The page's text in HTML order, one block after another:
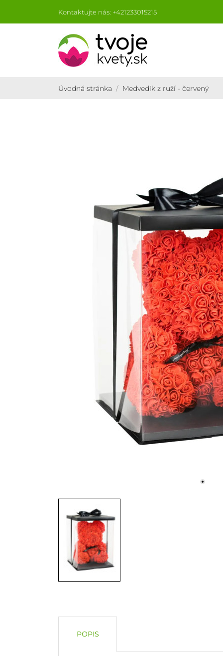
Kontaktujte nás: +421233015215
Úvodná stránka Medvedík z ruží - červený
POPIS